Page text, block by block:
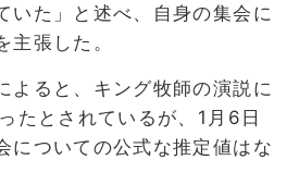
いた」と述べ、自身の集会に
主張した。
よると、キング牧師の演説に
たとされているが、1月6日
についての公式な推定値はな